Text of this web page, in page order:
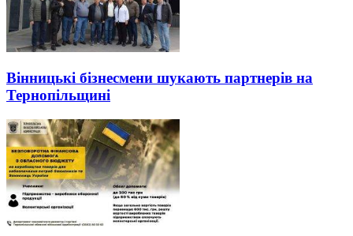
Вінницькі бізнесмени шукають партнерів на
Тернопільщині